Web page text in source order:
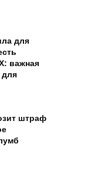
для
важная
штраф